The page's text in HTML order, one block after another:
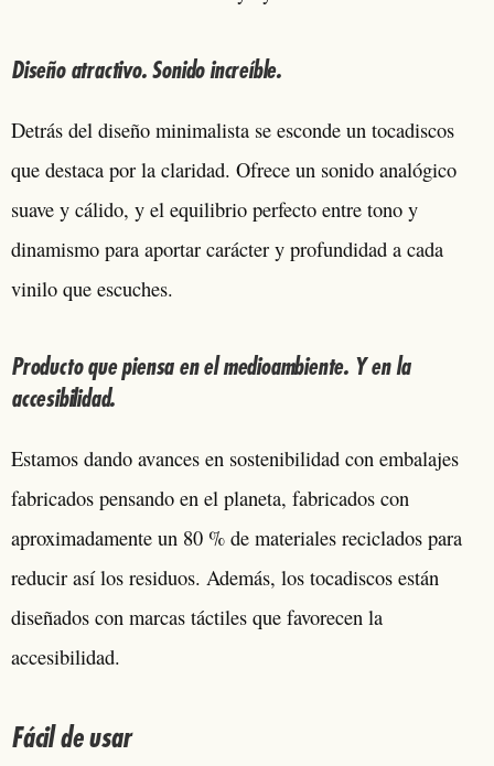
Diseño atractivo. Sonido increíble.
Detrás del diseño minimalista se esconde un tocadiscos
que destaca por la claridad. Ofrece un sonido analógico
suave y cálido, y el equilibrio perfecto entre tono y
dinamismo para aportar carácter y profundidad a cada
vinilo que escuches.
Producto que piensa en el medioambiente. Y en la
accesibilidad.
Estamos dando avances en sostenibilidad con embalajes
fabricados pensando en el planeta, fabricados con
aproximadamente un 80 % de materiales reciclados para
reducir así los residuos. Además, los tocadiscos están
diseñados con marcas táctiles que favorecen la
accesibilidad.
Fácil de usar